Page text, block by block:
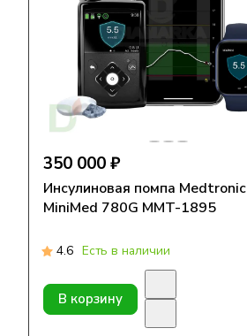
350 000 ₽
Инсулиновая помпа Medtronic
MiniMed 780G MMT-1895
4.6 Есть в наличии
В корзину